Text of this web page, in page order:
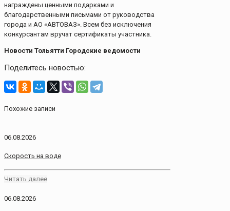
награждены ценными подарками и
благодарственными письмами от руководства
города и АО «АВТОВАЗ». Всем без исключения
конкурсантам вручат сертификаты участника.
Новости Тольятти Городские ведомости
Поделитесь новостью:
Похожие записи
06.08.2026
Скорость на воде
Читать далее
06.08.2026